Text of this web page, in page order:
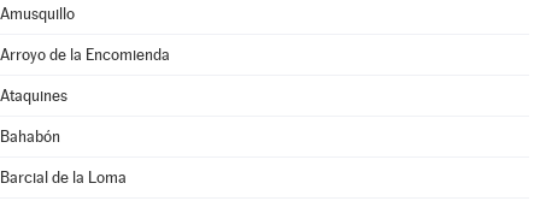
Amusquillo
Arroyo de la Encomienda
Ataquines
Bahabón
Barcial de la Loma